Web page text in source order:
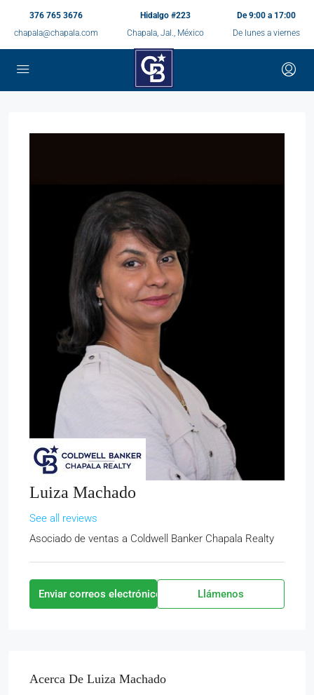
376 765 3676
chapala@chapala.com
Hidalgo #223
Chapala, Jal., México
De 9:00 a 17:00
De lunes a viernes
Luiza Machado
See all reviews
Asociado de ventas a Coldwell Banker Chapala Realty
Enviar correos electrónicos Llámenos
Acerca De Luiza Machado